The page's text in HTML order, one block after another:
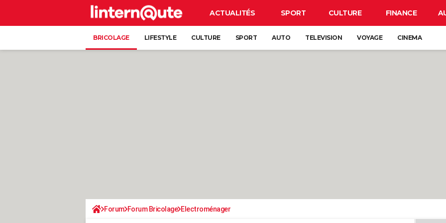
ACTUALITÉS SPORT CULTURE FINANCE
BRICOLAGE LIFESTYLE CULTURE SPORT AUTO TELEVISION VOYAGE CINEMA
Forum Forum Bricolage Electroménager